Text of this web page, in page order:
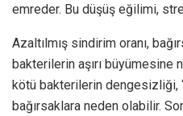
emreder. Bu düşüş eğilimi,
Azaltılmış sindirim oranı,
bakterilerin aşırı büyümesine
kötü bakterilerin dengesizliği,
bağırsaklara neden olabilir.